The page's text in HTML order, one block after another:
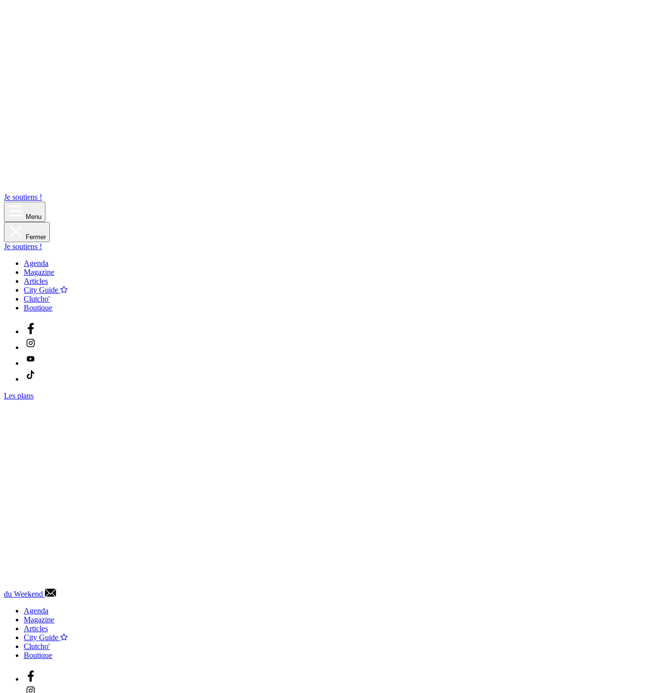
Je soutiens !
Menu
Fermer
Je soutiens !
Agenda
Magazine
Articles
City Guide
Clutcho'
Boutique
Les plans
du Weekend
Agenda
Magazine
Articles
City Guide
Clutcho'
Boutique